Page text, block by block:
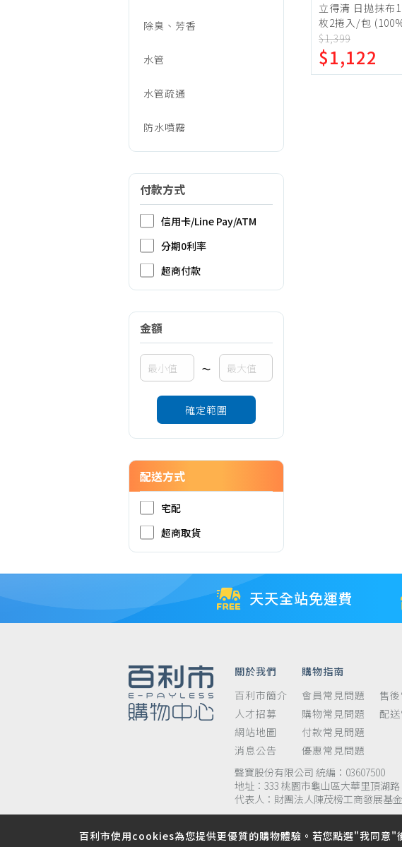
除臭、芳香
水管
水管疏通
防水噴霧
付款方式
信用卡/Line Pay/ATM
分期0利率
超商付款
金額
~
確定範圍
配送方式
宅配
超商取貨
立得清 日拋抹布
枚2捲入/包
縈)*6組
$1,399
$1,122
天天全站免運費
關於我們
百利市簡介
人才招募
網站地圖
消息公告
購物指南
會員常見問題
購物常見問題
付款常見問題
優惠常見問題
售
配
聲寶股份有限公司 統編：03607500
地址：333 桃園市龜山區大華里頂湖路
代表人：財團法人陳茂榜工商發展基
百利市使用cookies為您提供更優質的購物體驗。若您點選"我同意"